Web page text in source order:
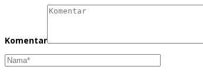
Komentar